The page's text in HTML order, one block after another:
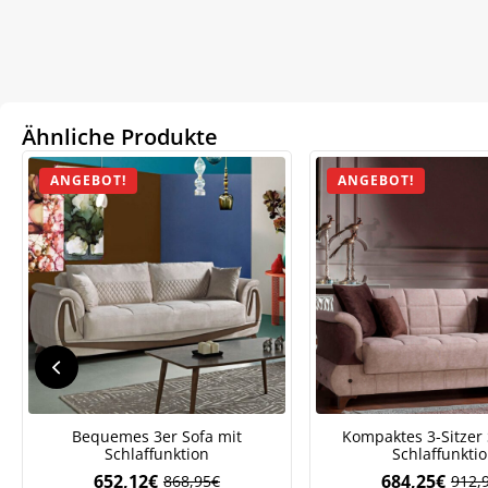
Ähnliche Produkte
ANGEBOT!
Bequemes 3er Sofa mit
Schlaffunktion
868,95€
652,12€
ANGEBOT!
Kompaktes 3-
684,25€